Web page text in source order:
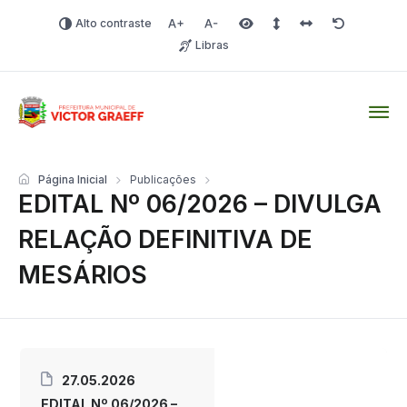
Alto contraste Aumentar fonte
Diminuir fonteÁrea selecionada
Espaçamento de linha
Espaço dos
Redefinir
Libras
EDITAL Nº 06/2026 – DIVULGA
RELAÇÃO DEFINITIVA DE
MESÁRIOS
Página Inicial Publicações
27.05.2026
EDITAL Nº 06/2026 –